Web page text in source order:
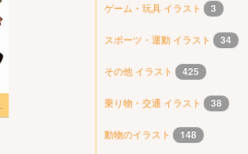
画像
ゲーム・玩具 イラスト 3
スポーツ・運動 イラスト 34
その他 イラスト 425
乗り物・交通 イラスト 38
動物のイラスト 148